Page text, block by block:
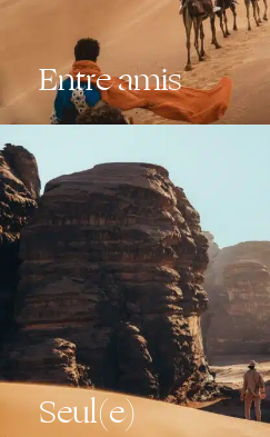
Entre amis
Seul(e)